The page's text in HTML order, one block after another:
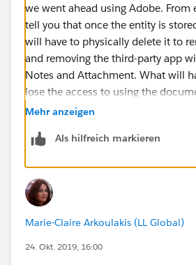
we went ahead using Adobe. From
tell you that once the entity is
will have to physically delete it to
and removing the third-party app
Notes and Attachment. What will
lose the access to using the
function going forward.
Hope that helps Marie.
Mehr anzeigen
Als hilfreich markieren
Marie-Claire Arkoulakis (LL Global)
24. Okt. 2019, 16:00